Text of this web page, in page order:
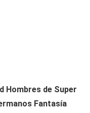
Hombres de Super
Fantasía